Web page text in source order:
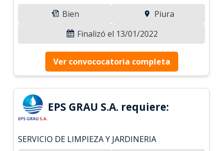
Bien
Piura
Finalizó el 13/01/2022
Ver convococatoria completa
EPS GRAU S.A. requiere:
SERVICIO DE LIMPIEZA Y JARDINERIA